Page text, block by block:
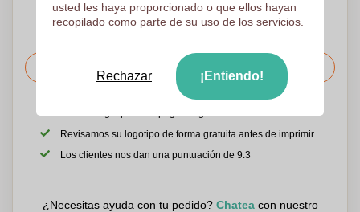
Solicitar el precio
Sube tu logotipo en la página siguiente
Revisamos su logotipo de forma gratuita antes de imprimir
Los clientes nos dan una puntuación de 9.3
¿Necesitas ayuda con tu pedido? Chateacon nuestro
usted les haya proporcionado o que ellos hayan
recopilado como parte de su uso de los servicios.
Rechazar ¡Entiendo!